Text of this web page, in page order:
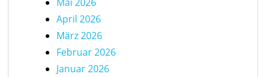
April 2026
März 2026
Februar 2026
Januar 2026